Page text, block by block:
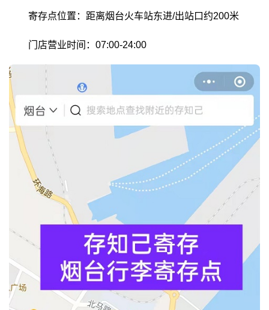
寄存点位置：距离烟台火车站东进/出站口约200米
门店营业时间：07:00-24:00